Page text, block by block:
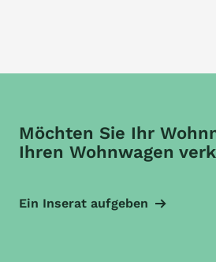
Möchten Sie Ihr
Ihren Wohnwagen
Ein Inserat aufgeben